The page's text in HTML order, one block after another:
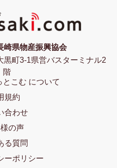
崎県物産振興協会
黒町3-1県営バスターミナル2
階
こむ について
規約
合わせ
の声
る質問
ーポリシー